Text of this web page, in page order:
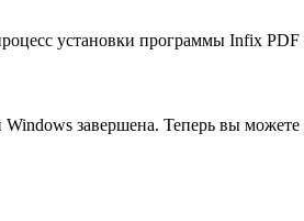
установки программы Infix
завершена. Теперь вы можете